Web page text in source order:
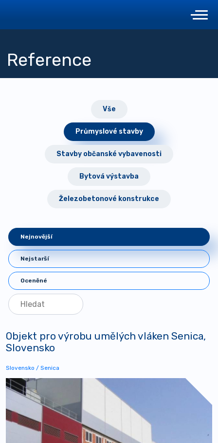
Reference
Vše
Průmyslové stavby
Stavby občanské vybavenosti
Bytová výstavba
Železobetonové konstrukce
Nejnovější
Nejstarší
Oceněné
Objekt pro výrobu umělých vláken Senica,
Slovensko
Slovensko / Senica